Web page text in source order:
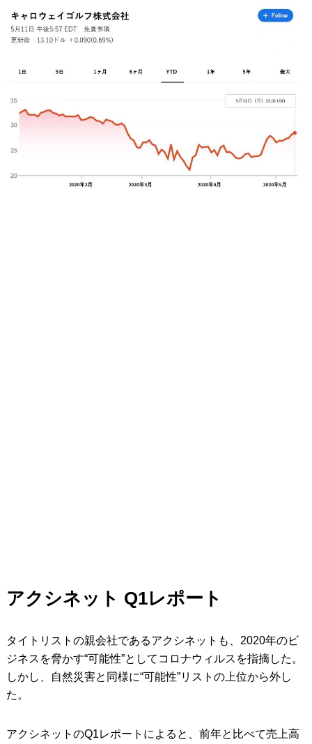
アクシネット Q1レポート
タイトリストの親会社であるアクシネットも、2020年のビ
ジネスを脅かす“可能性”としてコロナウィルスを指摘した。
しかし、自然災害と同様に“可能性”リストの上位から外し
た。
アクシネットのQ1レポートによると、前年と比べて売上高